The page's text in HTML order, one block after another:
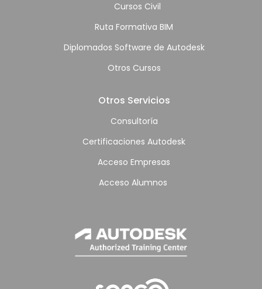
Cursos Civil
Ruta Formativa BIM
Diplomados Software de Autodesk
Otros Cursos
Otros Servicios
Consultoría
Certificaciones Autodesk
Acceso Empresas
Acceso Alumnos